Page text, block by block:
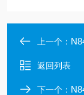
上一个：
返回列表
下一个：